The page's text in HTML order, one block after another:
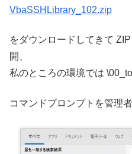
VbaSSHLibrary_102.zip
をダウンロードしてきて
開、
私のところの環境では
コマンドプロンプトを管理